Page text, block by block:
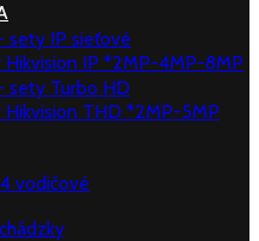
sety IP sieťové
Hikvision IP *2MP-4MP-8MP
sety Turbo HD
Hikvision THD *2MP-5MP
vodičové